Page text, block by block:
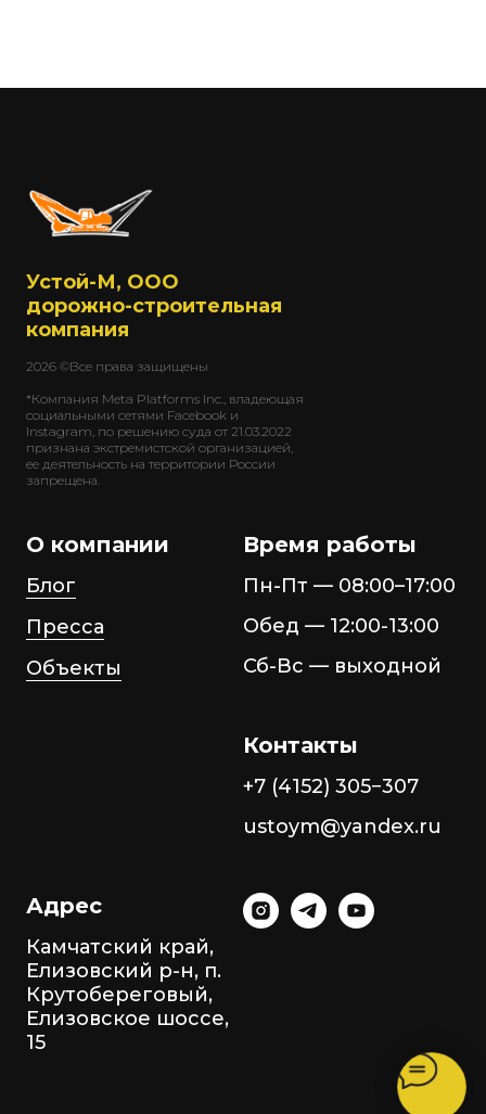
Устой-М, ООО
дорожно-строительная
компания
2026 ©Все права защищены
*Компания Meta Platforms Inc., владеющая
социальными сетями Facebook и
Instagram, по решению суда от 21.03.2022
признана экстремистской организацией,
ее деятельность на территории России
запрещена.
О компании
Блог
Пресса
Объекты
Время работы
Пн-Пт — 08:00–17:00
Обед — 12:00-13:00
Сб-Вс — выходной
Контакты
+7 (4152) 305−307
ustoym@yandex.ru
Адрес
Камчатский край,
Елизовский р-н, п.
Крутобереговый,
Елизовское шоссе,
15